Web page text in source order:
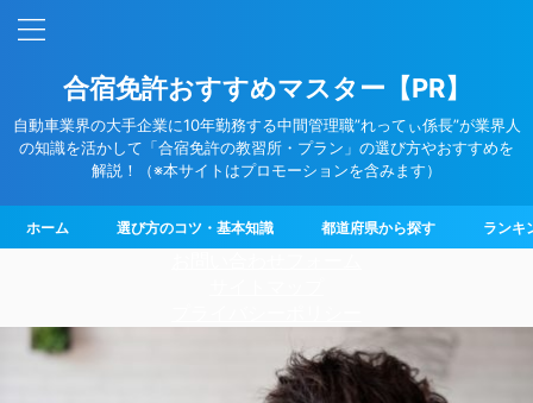
合宿免許おすすめマスター【PR】
自動車業界の大手企業に10年勤務する中間管理職”れってぃ係長”が業界人
の知識を活かして「合宿免許の教習所・プラン」の選び方やおすすめを
解説！（※本サイトはプロモーションを含みます）
ホーム 選び方のコツ・基本知識 都道府県から探す ランキ